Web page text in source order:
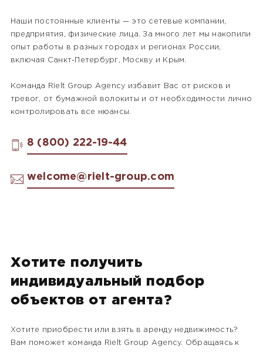
Наши постоянные клиенты — это сетевые компании,
предприятия, физические лица. За много лет мы накопили
опыт работы в разных городах и регионах России,
включая Санкт-Петербург, Москву и Крым.
Команда Rielt Group Agency избавит Вас от рисков и
тревог, от бумажной волокиты и от необходимости лично
контролировать все нюансы.
8 (800) 222-19-44
welcome@rielt-group.com
Хотите получить
индивидуальный подбор
объектов от агента?
Хотите приобрести или взять в аренду недвижимость?
Вам поможет команда Rielt Group Agency. Обращаясь к